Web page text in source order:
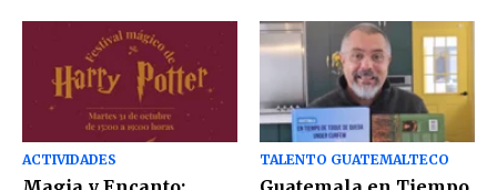
ACTIVIDADES TALENTO GUATEMALTECO